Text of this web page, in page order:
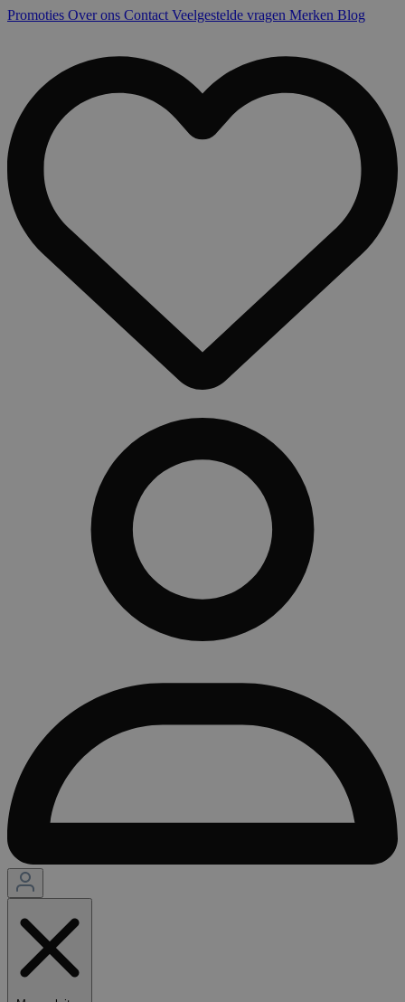
Promoties Over ons Contact Veelgestelde vragen Merken Blog